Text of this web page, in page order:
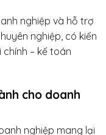
nghiệp và hỗ trợ
nghiệp, có kiến
– kế toán
cho doanh
nghiệp mang lại